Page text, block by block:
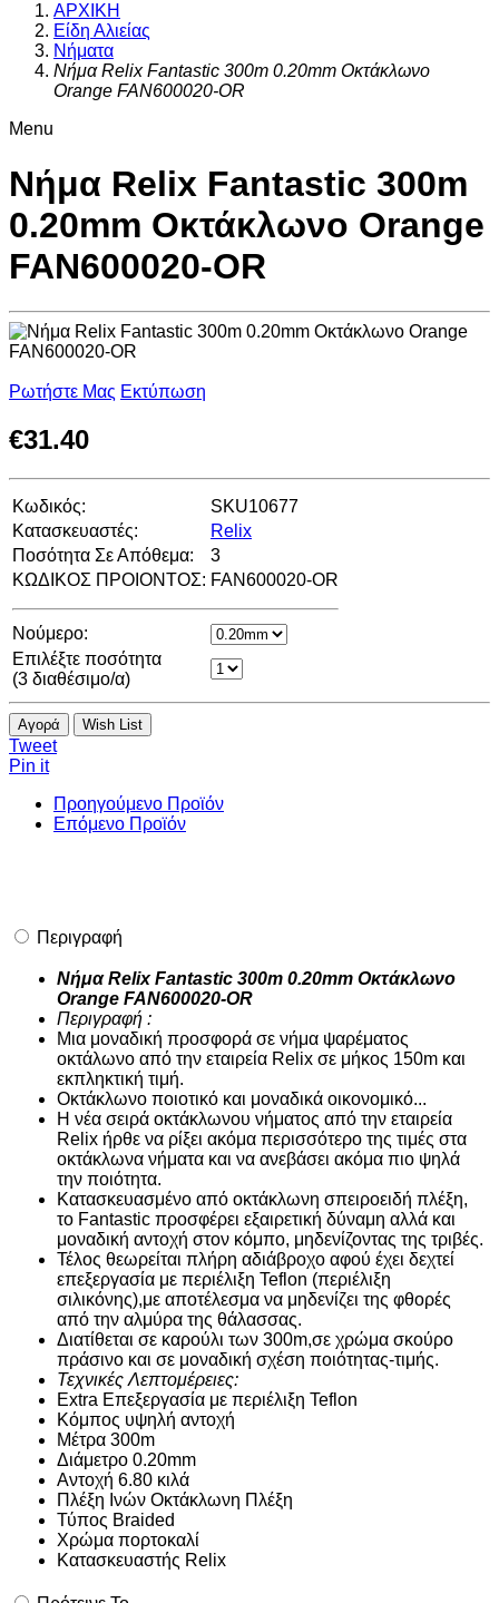
ΑΡΧΙΚΗ
Είδη Αλιείας
Νήματα
Νήμα Relix Fantastic 300m 0.20mm Οκτάκλωνο
Orange FAN600020-OR
Menu
Νήμα Relix Fantastic 300m
0.20mm Οκτάκλωνο Orange
FAN600020-OR
Ρωτήστε Μας Εκτύπωση
€31.40
Κωδικός:
SKU10677
Κατασκευαστές:
Relix
Ποσότητα Σε Απόθεμα:
3
ΚΩΔΙΚΟΣ ΠΡΟΙΟΝΤΟΣ: FAN600020-OR
Νούμερο:
Επιλέξτε ποσότητα
(3 διαθέσιμο/α)
Αγορά Wish List
Tweet
Pin it
Προηγούμενο Προϊόν
Επόμενο Προϊόν
Περιγραφή
Νήμα Relix Fantastic 300m 0.20mm Οκτάκλωνο
Orange FAN600020-OR
Περιγραφή :
Μια μοναδική προσφορά σε νήμα ψαρέματος
οκτάλωνο από την εταιρεία Relix σε μήκος 150m και
εκπληκτική τιμή.
Οκτάκλωνο ποιοτικό και μοναδικά οικονομικό...
Η νέα σειρά οκτάκλωνου νήματος από την εταιρεία
Relix ήρθε να ρίξει ακόμα περισσότερο της τιμές στα
οκτάκλωνα νήματα και να ανεβάσει ακόμα πιο ψηλά
την ποιότητα.
Κατασκευασμένο από οκτάκλωνη σπειροειδή πλέξη,
το Fantastic προσφέρει εξαιρετική δύναμη αλλά και
μοναδική αντοχή στον κόμπο, μηδενίζοντας της τριβές.
Τέλος θεωρείται πλήρη αδιάβροχο αφού έχει δεχτεί
επεξεργασία με περιέλιξη Teflon (περιέλιξη
σιλικόνης),με αποτέλεσμα να μηδενίζει της φθορές
από την αλμύρα της θάλασσας.
Διατίθεται σε καρούλι των 300m,σε χρώμα σκούρο
πράσινο και σε μοναδική σχέση ποιότητας-τιμής.
Τεχνικές Λεπτομέρειες:
Extra Επεξεργασία με περιέλιξη Teflon
Κόμπος υψηλή αντοχή
Μέτρα 300m
Διάμετρο 0.20mm
Αντοχή 6.80 κιλά
Πλέξη Ινών Οκτάκλωνη Πλέξη
Τύπος Braided
Χρώμα πορτοκαλί
Κατασκευαστής Relix